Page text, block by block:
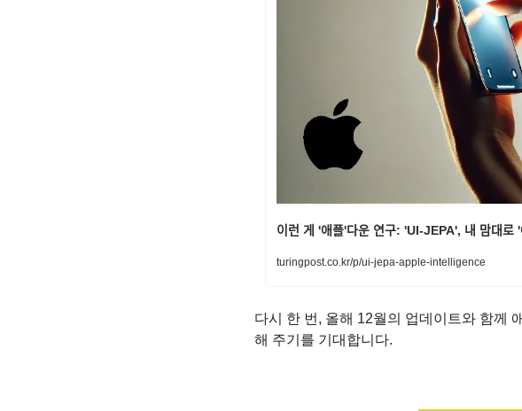
이런 게 '애플'다운 연구: 'UI-JEPA', 내 맘대로
turingpost.co.kr/p/ui-jepa-apple-intelligence
다시 한 번, 올해 12월의 업데이트와 함께
해 주기를 기대합니다.